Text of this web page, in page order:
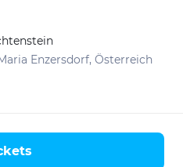
Enzersdorf, Österreich